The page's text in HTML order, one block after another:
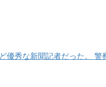
秀な新聞記者だった。